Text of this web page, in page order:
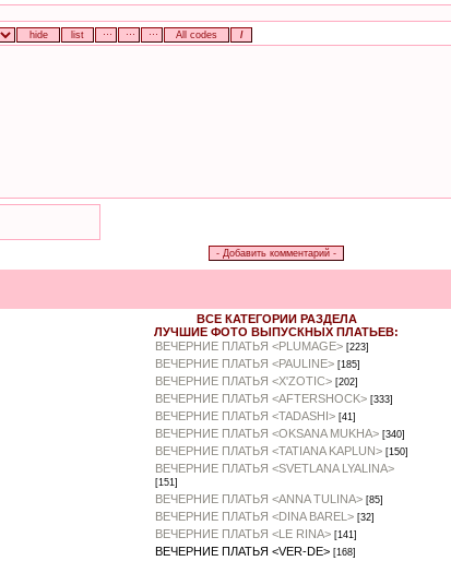
ВСЕ КАТЕГОРИИ РАЗДЕЛА
ЛУЧШИЕ ФОТО ВЫПУСКНЫХ ПЛАТЬЕВ:
ВЕЧЕРНИЕ ПЛАТЬЯ <PLUMAGE> [223]
ВЕЧЕРНИЕ ПЛАТЬЯ <PAULINE> [185]
ВЕЧЕРНИЕ ПЛАТЬЯ <X'ZOTIC> [202]
ВЕЧЕРНИЕ ПЛАТЬЯ <AFTERSHOCK> [333]
ВЕЧЕРНИЕ ПЛАТЬЯ <TADASHI> [41]
ВЕЧЕРНИЕ ПЛАТЬЯ <OKSANA MUKHA> [340]
ВЕЧЕРНИЕ ПЛАТЬЯ <TATIANA KAPLUN> [150]
ВЕЧЕРНИЕ ПЛАТЬЯ <SVETLANA LYALINA>
[151]
ВЕЧЕРНИЕ ПЛАТЬЯ <ANNA TULINA> [85]
ВЕЧЕРНИЕ ПЛАТЬЯ <DINA BAREL> [32]
ВЕЧЕРНИЕ ПЛАТЬЯ <LE RINA> [141]
ВЕЧЕРНИЕ ПЛАТЬЯ <VER-DE> [168]